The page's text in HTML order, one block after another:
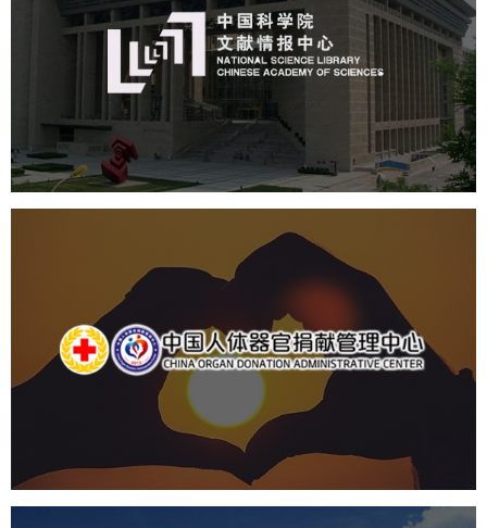
网站建设 虚拟展厅
数字博物馆建设
展厅空间设计
产品展厅设计
中国人体器官捐献管理中心
国企 品牌官网 网站建设